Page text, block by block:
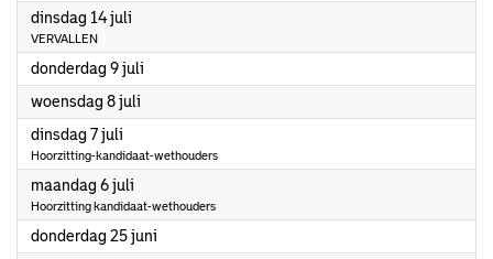
dinsdag 14 juli
VERVALLEN
donderdag 9 juli
woensdag 8 juli
dinsdag 7 juli
Hoorzitting-kandidaat-wethouders
maandag 6 juli
Hoorzitting kandidaat-wethouders
donderdag 25 juni